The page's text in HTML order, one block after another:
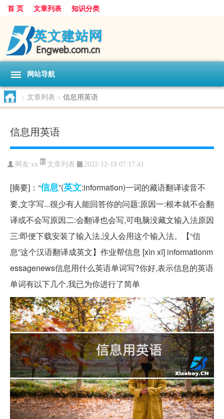
首 页 文章列表 知识分类
网站导航
> 文章列表 > 信息用英语
信息用英语
网友:xx 文章列表 2022-12-19 07:17:41
[摘要]：“信息”(英文:information)一词的藏语翻译读音不
要,文字写...很少有人能回答你的问题:原因一:根本就不会翻
译或不会写原因二:会翻译也会写,可电脑没藏文输入法原因
三:即便下载安装了输入法,没人会用这个输入法。【“信
息”这个汉语翻译成英文】作业帮信息 [xìn xī] informationm
essagenews信息用什么英语单词写?你好,表示信息的英语
单词有以下几个,我已为你进行了简单